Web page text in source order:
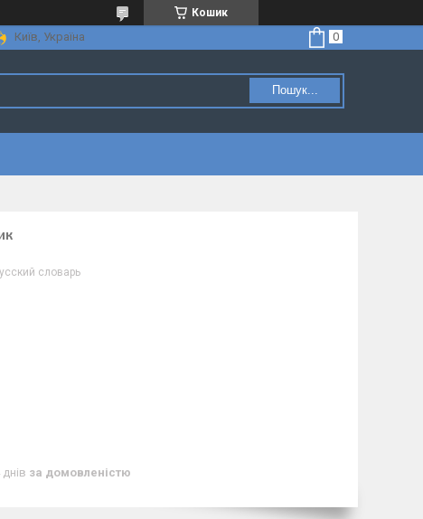
Кошик
Київ, Україна
Пошук...
словарь
за домовленістю